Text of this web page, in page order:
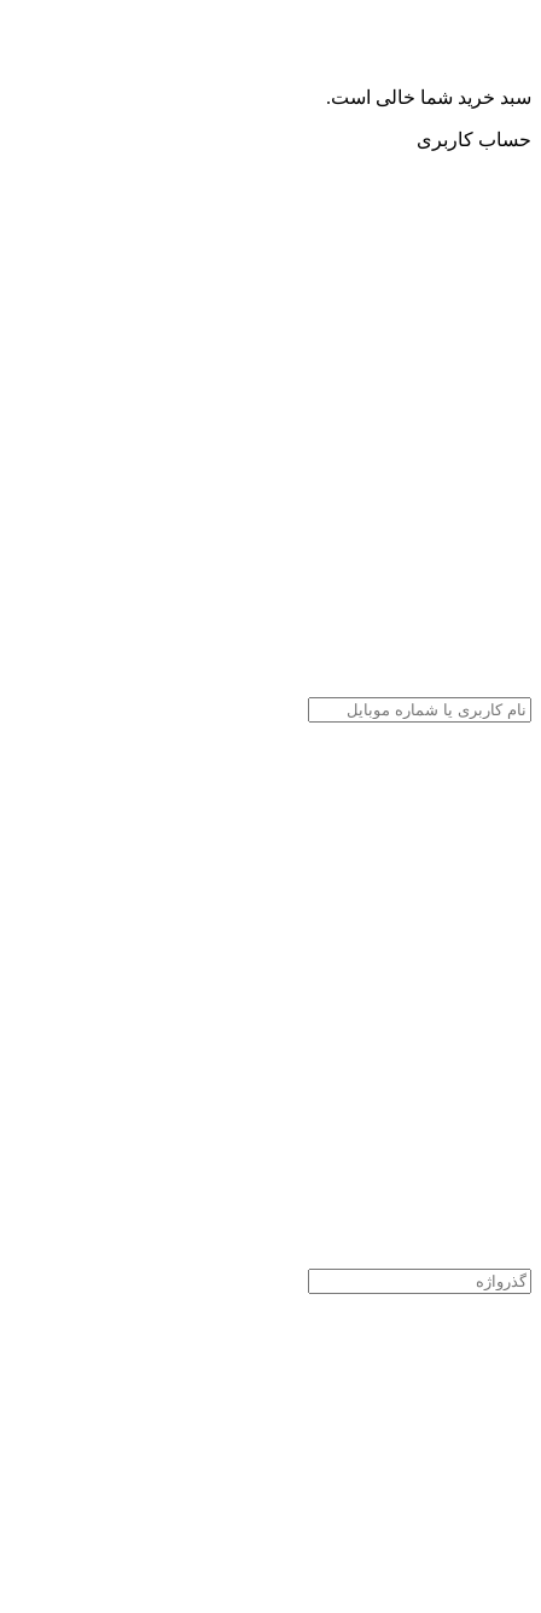
سبد خرید شما خالی است.
حساب کاربری